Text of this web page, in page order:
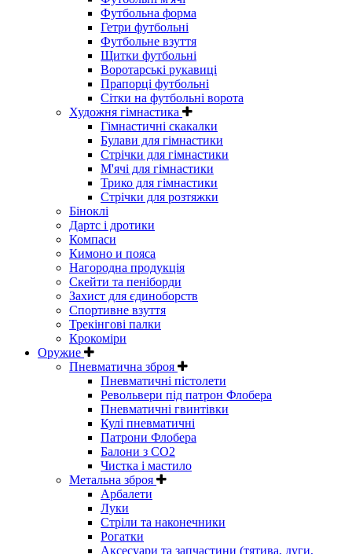
Футбольна форма
Гетри футбольні
Футбольне взуття
Щитки футбольні
Воротарські рукавиці
Прапорці футбольні
Сітки на футбольні ворота
Художня гімнастика
Гімнастичні скакалки
Булави для гімнастики
Стрічки для гімнастики
М'ячі для гімнастики
Трико для гімнастики
Стрічки для розтяжки
Біноклі
Дартс і дротики
Компаси
Кимоно и пояса
Нагородна продукція
Скейти та пеніборди
Захист для єдиноборств
Спортивне взуття
Трекінгові палки
Крокоміри
Оружие
Пневматична зброя
Пневматичні пістолети
Револьвери під патрон Флобера
Пневматичні гвинтівки
Кулі пневматичні
Патрони Флобера
Балони з CO2
Чистка і мастило
Метальна зброя
Арбалети
Луки
Стріли та наконечники
Рогатки
Аксесуари та запчастини (тятива, дуги,